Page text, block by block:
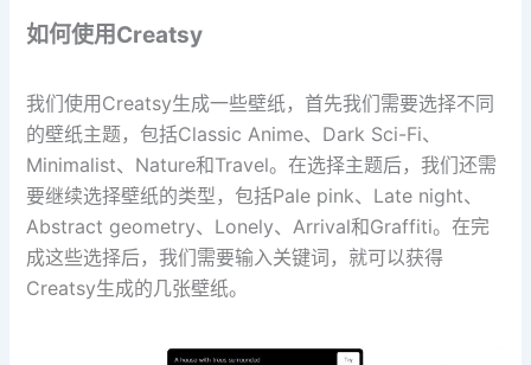
如何使用Creatsy
我们使用Creatsy生成一些壁纸，首先我们需要选择不同
的壁纸主题，包括Classic Anime、Dark Sci-Fi、
Minimalist、Nature和Travel。在选择主题后，我们还需
要继续选择壁纸的类型，包括Pale pink、Late night、
Abstract geometry、Lonely、Arrival和Graffiti。在完
成这些选择后，我们需要输入关键词，就可以获得
Creatsy生成的几张壁纸。